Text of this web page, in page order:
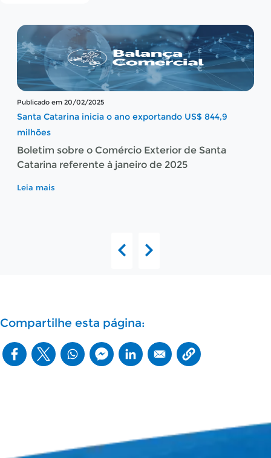
Publicado em 20/02/2025
Santa Catarina inicia o ano exportando US$ 844,9
milhões
Boletim sobre o Comércio Exterior de Santa
Catarina referente à janeiro de 2025
Leia mais
Compartilhe esta página: